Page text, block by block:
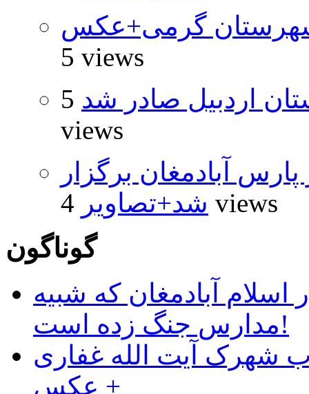
گرمی+عکس
5 views
اردبیل صادر شد 5
views
آبادمغان برگزار
شد+تصاویر 4 views
گوناگون
آبادمغان که شبیه
مدارس جنگ زده است!
شهرک آیت الله غفاری
+ عکس